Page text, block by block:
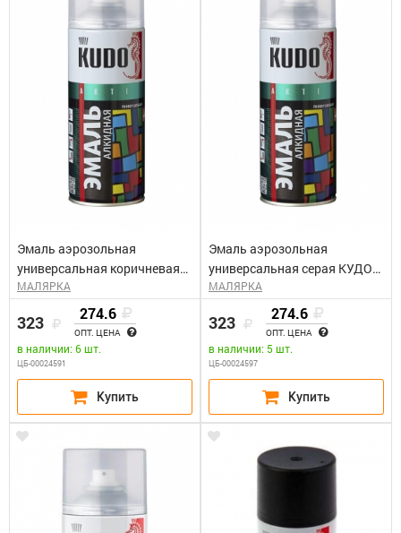
Эмаль аэрозольная
универсальная коричневая
КУДО KU-1012 (0,52л)
МАЛЯРКА
323 274.6
ОПТ. ЦЕНА
в наличии: 6 шт.
ЦБ-00024591
Эмаль аэрозольная
универсальная серая КУДО
KU-1018 (0,52л)
МАЛЯРКА
323 274.6
ОПТ. ЦЕНА
в наличии: 5 шт.
ЦБ-00024597